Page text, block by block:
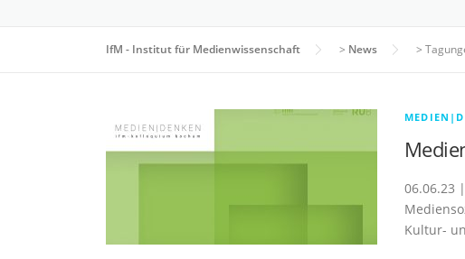
IfM - Institut für Medienwissenschaft > News >
06.06.23
Kultur-